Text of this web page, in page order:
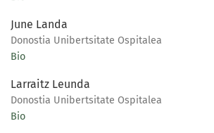
June Landa
Donostia Unibertsitate Ospitalea
Bio
Larraitz Leunda
Donostia Unibertsitate Ospitalea
Bio